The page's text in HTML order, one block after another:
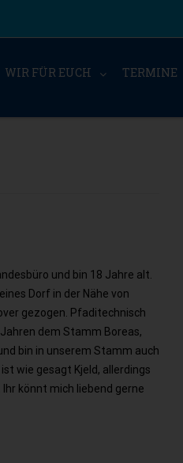
WIR FÜR EUCH TERMINE
und bin 18 Jahre alt.
Dorf in der Nähe von
gezogen. Pfaditechnisch
dem Stamm Boreas,
bin in unserem Stamm auch
wie gesagt Kjeld, allerdings
könnt mich liebend gerne